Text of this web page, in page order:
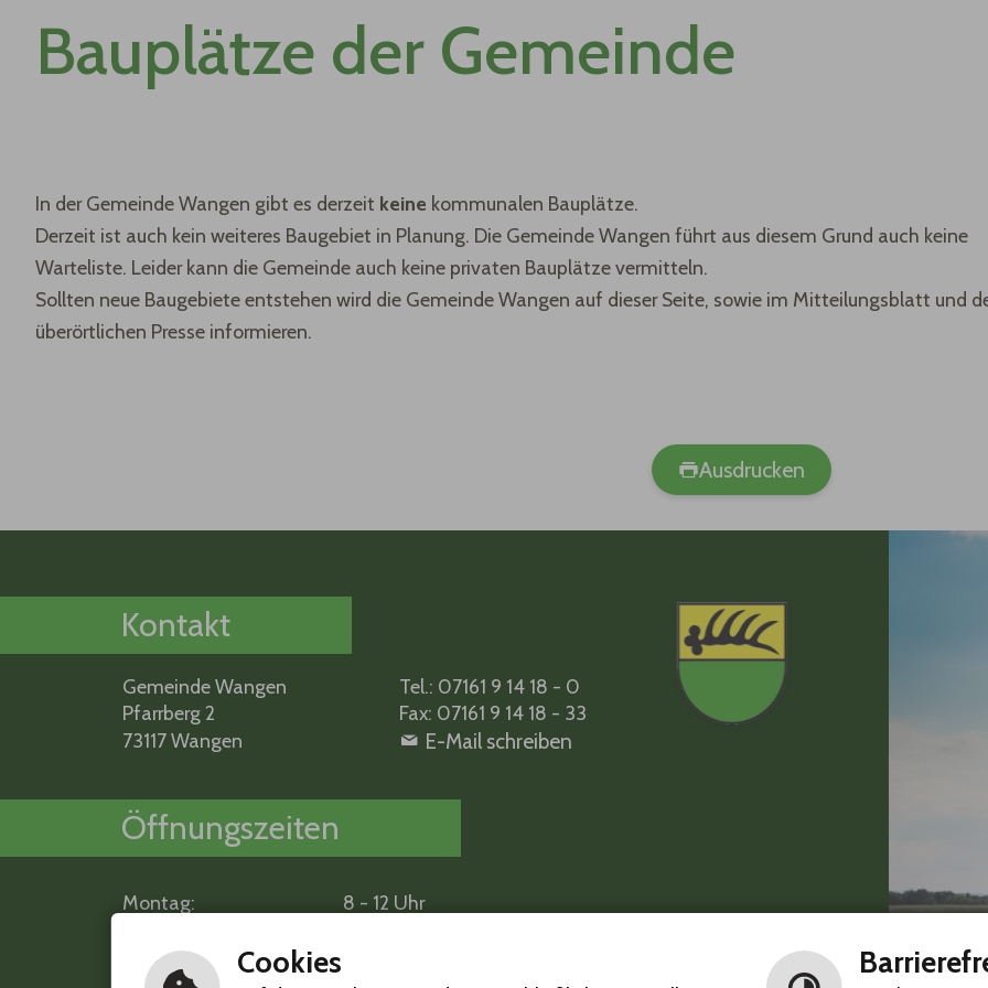
Bauplätze der Gemeinde
In der Gemeinde Wangen gibt es derzeit keine kommunalen Bauplätze.
Derzeit ist auch kein weiteres Baugebiet in Planung. Die Gemeinde Wangen führt aus diesem Grund auch keine
Warteliste. Leider kann die Gemeinde auch keine privaten Bauplätze vermitteln.
Sollten neue Baugebiete entstehen wird die Gemeinde Wangen auf dieser Seite, sowie im Mitteilungsblatt und
überörtlichen Presse informieren.
Ausdrucken
Kontakt
Gemeinde Wangen
Tel.: 07161 9 14 18 - 0
Pfarrberg 2
Fax: 07161 9 14 18 - 33
73117 Wangen
E-Mail schreiben
Öffnungszeiten
Montag:
8 - 12 Uhr
Mittwoch:
Donnerstag:
Cookies